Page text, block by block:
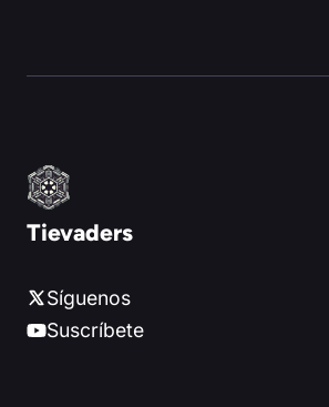
Tievaders
Síguenos
Suscríbete